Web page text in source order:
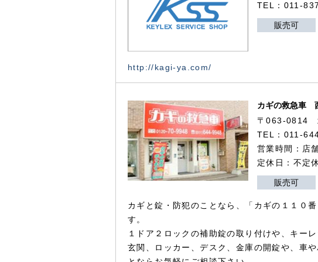
TEL：011-
販売可
http://kagi-ya.com/
カギの救急車
〒063-0814
TEL：011-
営業時間：
定休日：不定
販売可
カギと錠・防犯のことなら、「カギの１１０
す。
１ドア２ロックの補助錠の取り付けや、キー
玄関、ロッカー、デスク、金庫の開錠や、車